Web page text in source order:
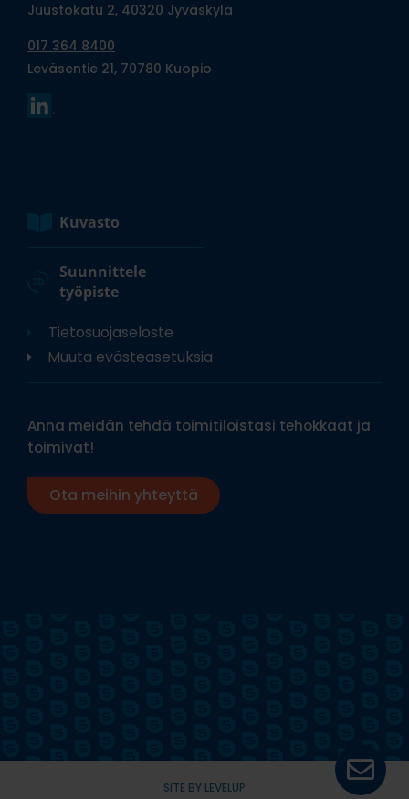
Juustokatu 2, 40320 Jyväskylä
017 364 8400
Leväsentie 21, 70780 Kuopio
Kuvasto
Suunnittele
työpiste
Tietosuojaseloste
Muuta evästeasetuksia
Anna meidän tehdä toimitiloistasi tehokkaat ja
toimivat!
Ota meihin yhteyttä
SITE BY LEVELUP